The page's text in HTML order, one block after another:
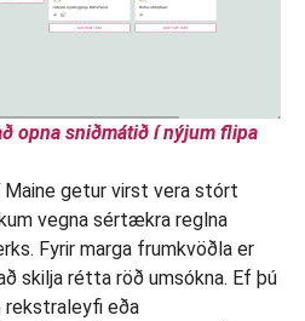
opna sniðmátið í nýjum flipa
getur virst vera stórt
vegna sértækra reglna
Fyrir marga frumkvöðla er
skilja rétta röð umsókna. Ef þú
rekstraleyfi eða